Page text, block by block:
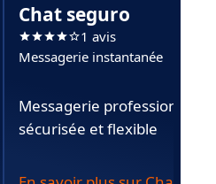
Chat seguro
1 avis
Messagerie instantanée
Messagerie professionnelle
sécurisée et flexible